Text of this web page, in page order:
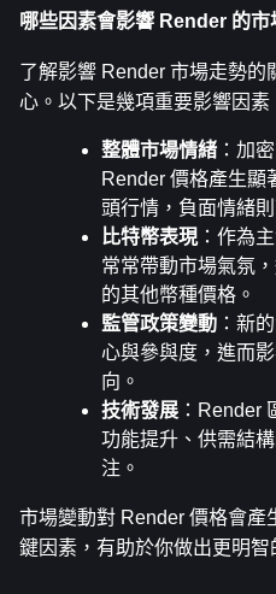
哪些因素會影響 Render 的市
了解影響 Render 市場走勢的
心。以下是幾項重要影響因素
整體市場情緒 ：加
Render 價格產生顯
頭行情，負面情緒
比特幣表現 ：作為
常常帶動市場氣氛
的其他幣種價格。
監管政策變動 ：新
心與參與度，進而
向。
技術發展 ：Render
功能提升、供需結
注。
市場變動對 Render 價格會產
鍵因素，有助於你做出更明智